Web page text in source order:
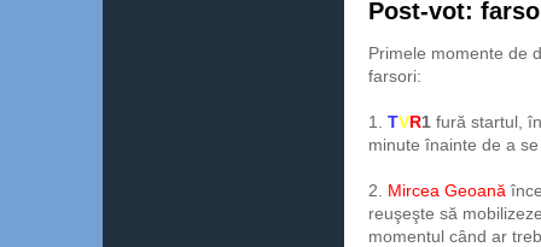
Post-vot:
Primele momente de
farsori:
1. TVR1 fură startul,
minute înainte de a
2. Mircea Geoană
reuşeşte să
momentul când ar